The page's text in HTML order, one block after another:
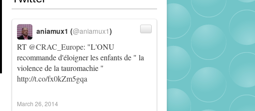
RT @CRAC_Europe: "L'ONU
recommande d'éloigner les enfants de " la
violence de la tauromachie "
http://t.co/fx0kZm5gqa
aniamux1 (@aniamux1)
March 26, 2014